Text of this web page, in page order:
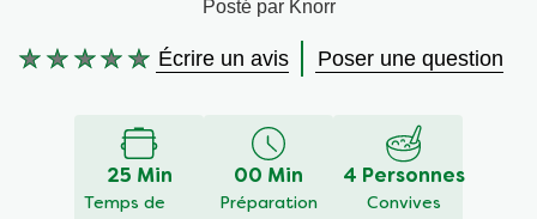
Wraps aux légumes
Prêt à l'emploi
Posté par Knorr
Aucune
Écrire un avis Poser une question
25 Min
Temps de
00 Min
Préparation
4 Personnes
Convives